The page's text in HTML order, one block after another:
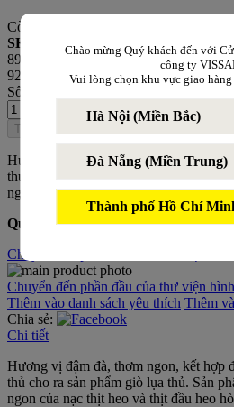
Chào mừng Quý khách đến với
công ty
Vui lòng chọn khu vực giao hàng
Hà Nội (Miền Bắc)
Đà Nẵng (Miền Trung)
Thành phố Hồ Chí
Còn trong kho
SKU
8934572171542
92.800 ₫
Số lượng
Thêm vào giỏ
Hương vị đậm đà, thơm ngon, kết hợp
thủ cho ra sản phẩm giò lụa thủ. Sản
ngon của nạc thịt heo và thịt đầu heo
Quy cách đóng gói:500g/cây
Chuyển đến phần đầu của thư viện hình
Chuyển đến phần đầu của thư viện
Thêm vào danh sách yêu thích Thêm
Chia sẻ:
Chi tiết
Hương vị đậm đà, thơm ngon, kết hợp
thủ cho ra sản phẩm giò lụa thủ. Sản
ngon của nạc thịt heo và thịt đầu heo